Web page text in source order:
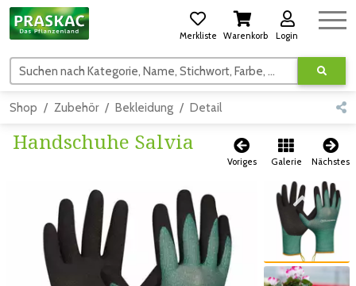
Merkliste Warenkorb Login
Suchen nach Kategorie, Name, Stichwort, Farbe, usw.
Shop Zubehör Bekleidung Detail
Handschuhe Salvia
Voriges Galerie Nächstes
Zum vorigen Bild